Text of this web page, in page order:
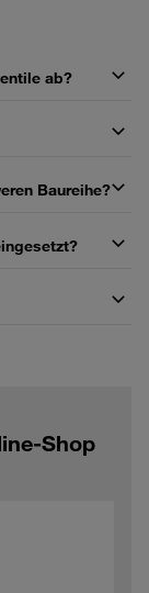
ab?
Baureihe?
Shop